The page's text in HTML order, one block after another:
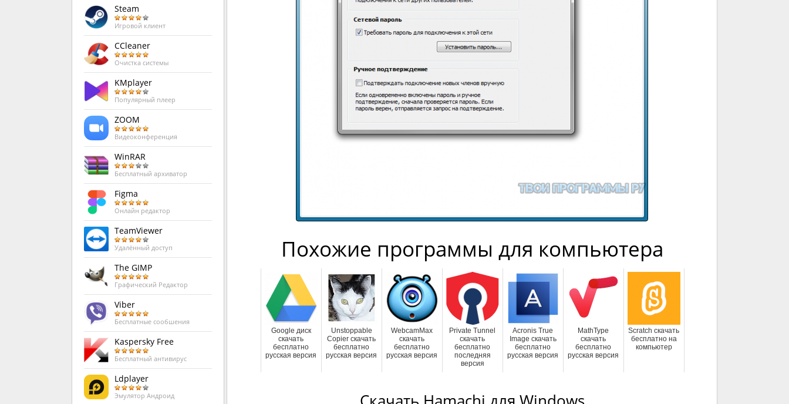
Похожие программы для компьютера
Google диск
скачать
бесплатно
русская версия
Unstoppable
Copier скачать
бесплатно
русская версия
WebcamMax
скачать
бесплатно
русская версия
Private Tunnel
скачать
бесплатно
последняя
версия
Acronis True
Image скачать
бесплатно
русская версия
MathType
скачать
бесплатно
русская версия
Scratch скачать
бесплатно на
компьютер
Steam
Игровой клиент
CCleaner
Очистка системы
KMplayer
Популярный плеер
ZOOM
Видеоконференция
WinRAR
Бесплатный архиватор
Figma
Онлайн редактор
TeamViewer
Удалённый доступ
The GIMP
Графический Редактор
Viber
Бесплатные сообшения
Kaspersky Free
Бесплатный антивирус
Ldplayer
Эмулятор Андроид